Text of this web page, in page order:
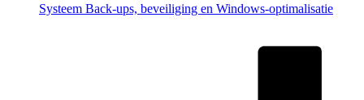
Systeem Back-ups, beveiliging en Windows-optimalisatie